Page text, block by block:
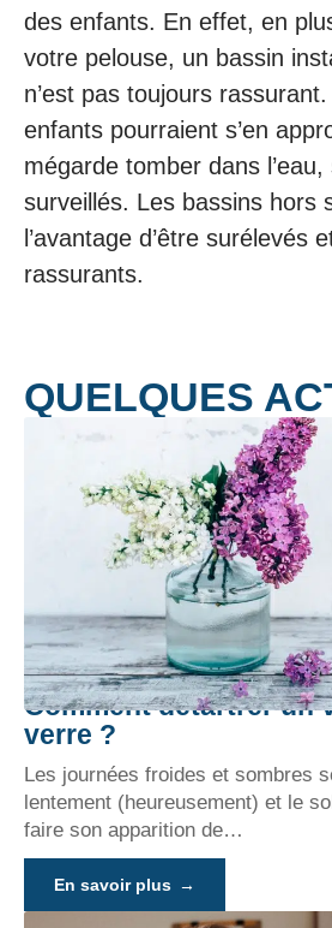
des enfants. En effet, en
votre pelouse, un bassin
n’est pas toujours
enfants pourraient s’en
mégarde tomber dans l’eau,
surveillés. Les bassins hors
l’avantage d’être surélevés
rassurants.
QUELQUES
Comment détartrer un
verre ?
Les journées froides et sombres
lentement (heureusement) et le
faire son apparition de…
En savoir plus